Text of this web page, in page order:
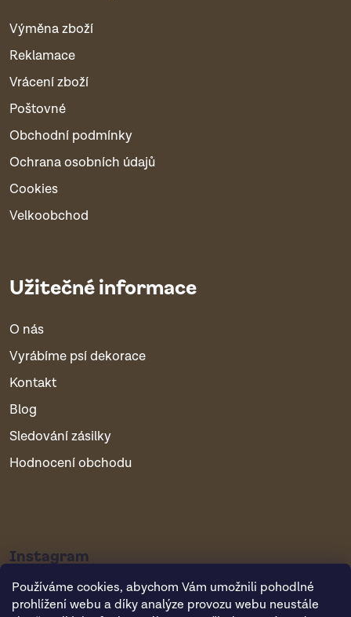
Používáme cookies, abychom Vám umožnili pohodlné
prohlížení webu a díky analýze provozu webu neustále
Výměna zboží
Reklamace
Vrácení zboží
Poštovné
Obchodní podmínky
Ochrana osobních údajů
Cookies
Velkoobchod
Užitečné informace
O nás
Vyrábíme psí dekorace
Kontakt
Blog
Sledování zásilky
Hodnocení obchodu
Instagram